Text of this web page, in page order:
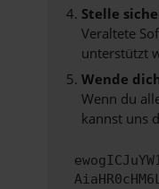
Stelle
Veraltete
unterstützt
Wende
Wenn du
kannst uns